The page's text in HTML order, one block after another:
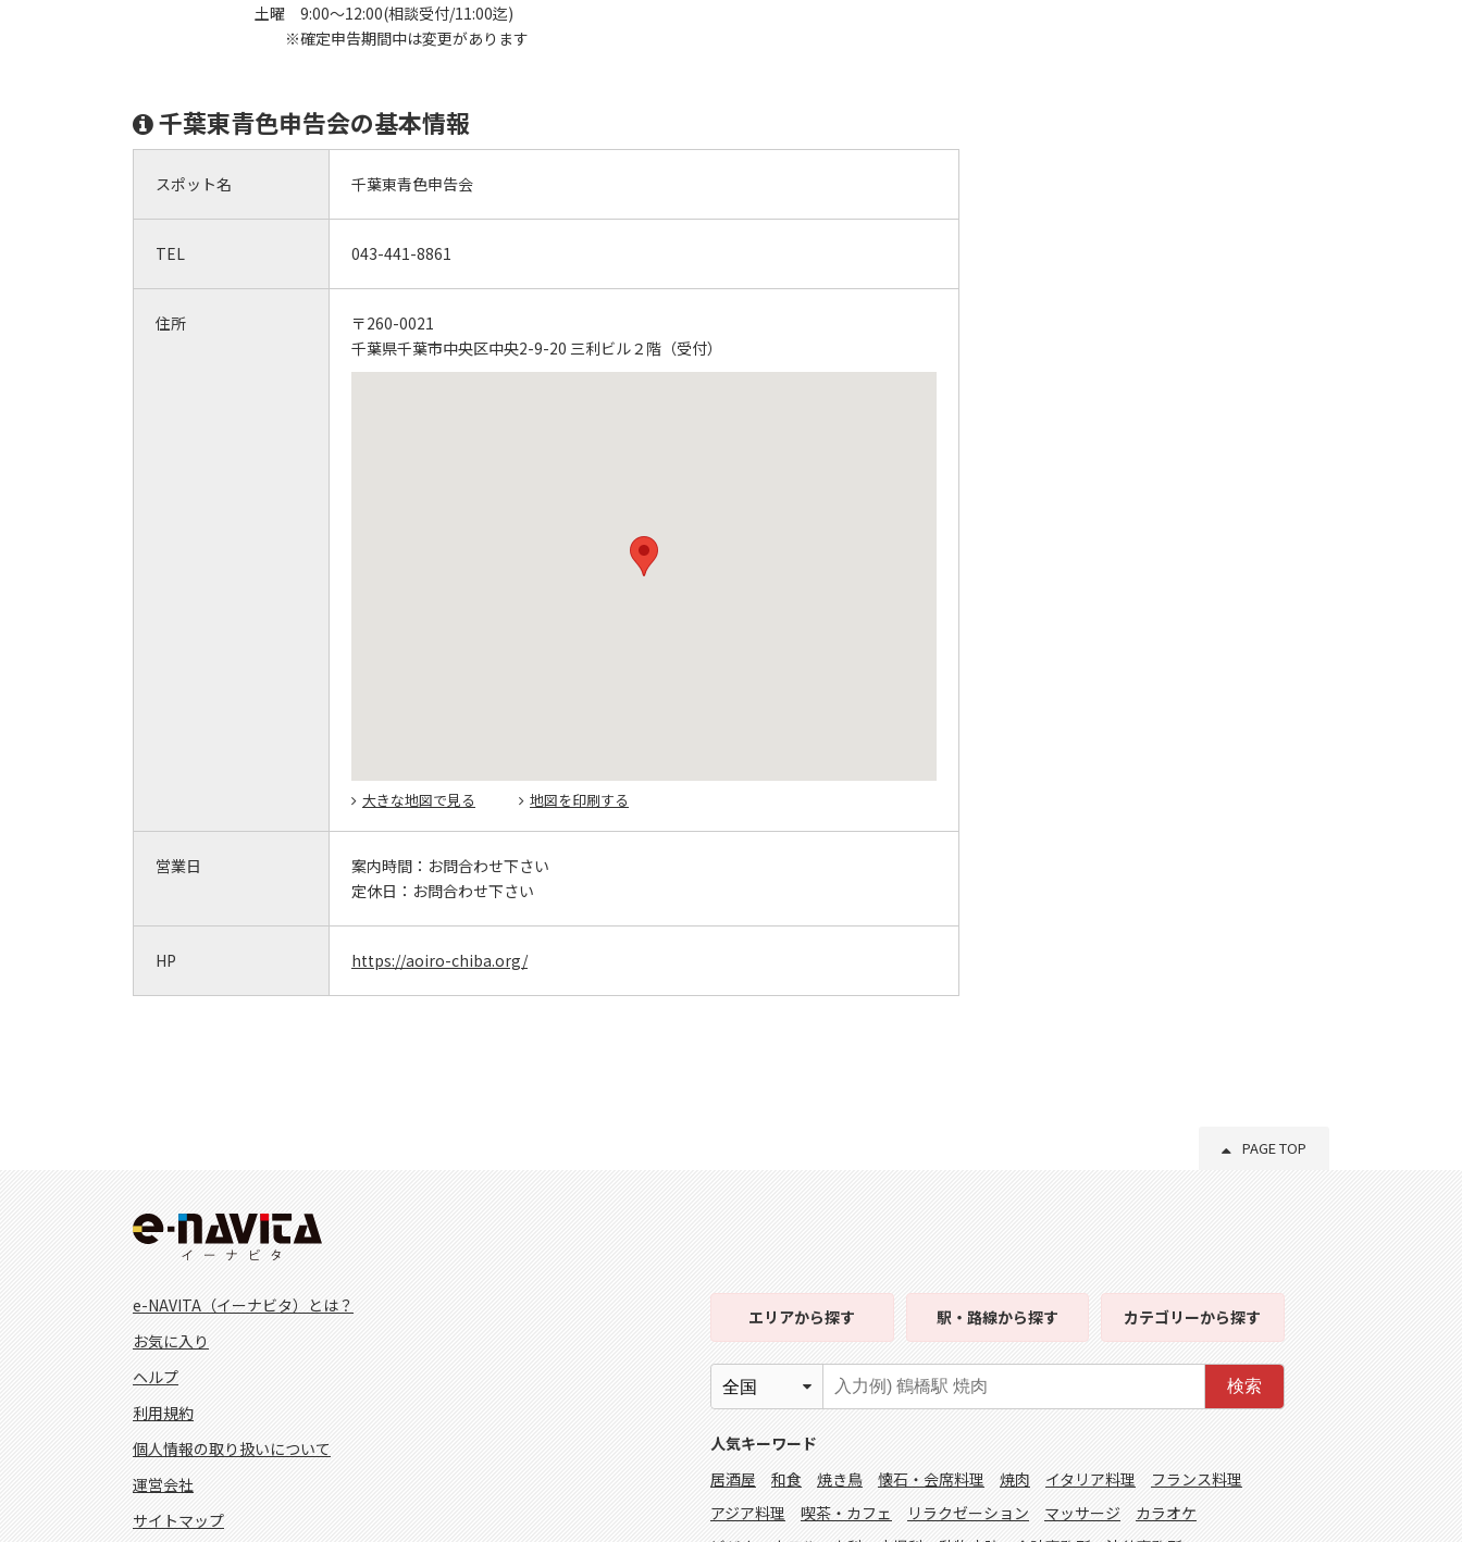
土曜 9:00～12:00(相談受付/11:00迄)
※確定申告期間中は変更があります
千葉東青色申告会の基本情報
スポット名 千葉東青色申告会
TEL 043-441-8861
住所
〒260-0021
千葉県千葉市中央区中央2-9-20 三利ビル２階（受付）
大きな地図で見る 地図を印刷する
営業日 案内時間： お問合わせ下さい
定休日： お問合わせ下さい
HP https://aoiro-chiba.org/
PAGE TOP
e-NAVITA（イーナビタ）とは？
お気に入り
ヘルプ
利用規約
個人情報の取り扱いについて
運営会社
サイトマップ
エリアから探す 駅・路線から探す カテゴリーから探す
検索
人気キーワード
居酒屋
和食 焼き鳥 懐石・会席料理 焼肉 イタリア料理
フランス料理
アジア料理
喫茶・カフェ リラクゼーション マッサージ
カラオケ